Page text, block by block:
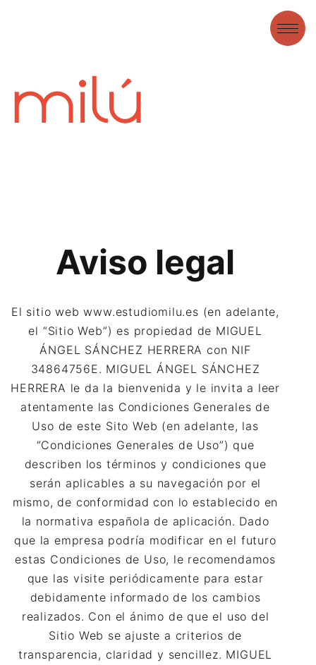
Aviso legal
El sitio web www.estudiomilu.es (en adelante,
el “Sitio Web”) es propiedad de MIGUEL
ÁNGEL SÁNCHEZ HERRERA con NIF
34864756E. MIGUEL ÁNGEL SÁNCHEZ
HERRERA le da la bienvenida y le invita a leer
atentamente las Condiciones Generales de
Uso de este Sito Web (en adelante, las
“Condiciones Generales de Uso”) que
describen los términos y condiciones que
serán aplicables a su navegación por el
mismo, de conformidad con lo establecido en
la normativa española de aplicación. Dado
que la empresa podría modificar en el futuro
estas Condiciones de Uso, le recomendamos
que las visite periódicamente para estar
debidamente informado de los cambios
realizados. Con el ánimo de que el uso del
Sitio Web se ajuste a criterios de
transparencia, claridad y sencillez. MIGUEL